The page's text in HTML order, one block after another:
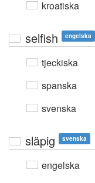
kroatiska
selfish engelska
tjeckiska
spanska
svenska
släpig svenska
engelska